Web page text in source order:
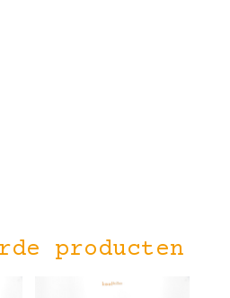
producten